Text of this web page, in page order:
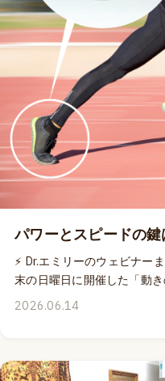
の過負荷：足底腱膜炎はな
を同時にお申し込みいただ
¥3,793）になる期間限定オ
の11:00まで！ MOVEPRO
ブビデオ付きですから、ラ
心してお申し込みをいただ
とJATIの継続教育単位が付
弾む身体を取り戻したいな
さい。🦘 👉 詳細はこちら
パワーとスピードの
⚡ Dr.エミリーのウェビナー
末の日曜日に開催した「動
は、実際に出会える時間の
ができるオンラインの学び
2026.06.14